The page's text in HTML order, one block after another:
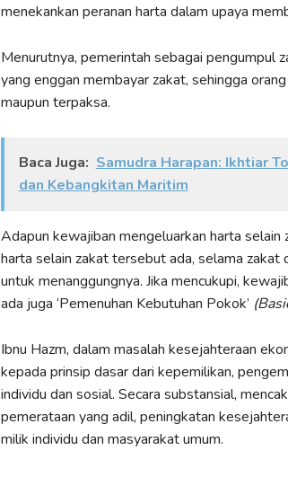
menekankan peranan harta dalam upaya
Menurutnya, pemerintah sebagai pengumpul
yang enggan membayar zakat, sehingga
maupun terpaksa.
Baca Juga: Samudra Harapan: Ikhtiar
dan Kebangkitan Maritim
Adapun kewajiban mengeluarkan harta
harta selain zakat tersebut ada, selama zakat
untuk menanggungnya. Jika mencukupi,
ada juga ‘Pemenuhan Kebutuhan Pokok’
Ibnu Hazm, dalam masalah kesejahteraan
kepada prinsip dasar dari kepemilikan,
individu dan sosial. Secara substansial,
pemerataan yang adil, peningkatan
milik individu dan masyarakat umum.